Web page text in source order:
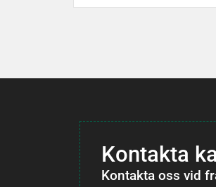
Kontakta
Kontakta oss vid